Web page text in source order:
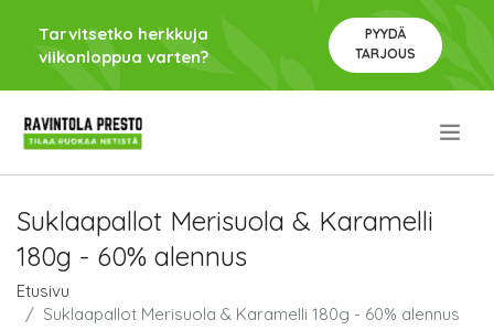
Tarvitsetko herkkuja
viikonloppua varten?
PYYDÄ
TARJOUS
Suklaapallot Merisuola & Karamelli
180g - 60% alennus
Etusivu
Suklaapallot Merisuola & Karamelli 180g - 60% alennus